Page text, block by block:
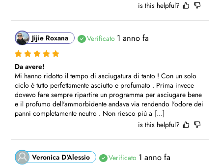
is this helpful?
Jijie Roxana Verificato 1 anno fa
Da avere!
Mi hanno ridotto il tempo di asciugatura di tanto ! Con un solo
ciclo è tutto perfettamente asciutto e profumato . Prima invece
dovevo fare sempre ripartire un programma per asciugare bene
e il profumo dell'ammorbidente andava via rendendo l'odore dei
panni completamente neutro . Non riesco più a [...]
is this helpful?
Veronica D'Alessio Verificato 1 anno fa